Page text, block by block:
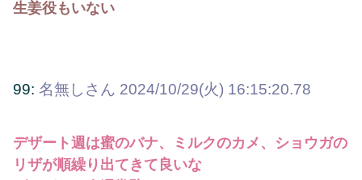
生姜役もいない
99: 名無しさん 2024/10/29(火) 16:15:20.78
デザート週は蜜のバナ、ミルクのカメ、ショウガの
リザが順繰り出てきて良いな